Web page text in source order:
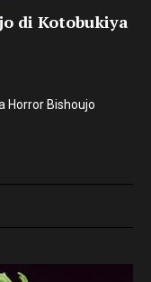
di Kotobukiya
Horror Bishoujo